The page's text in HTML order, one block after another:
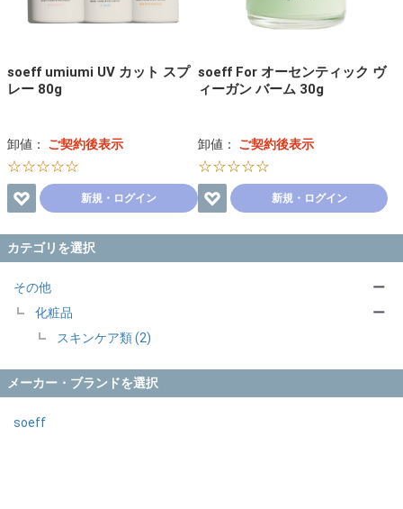
カテゴリを選択
その他
化粧品
スキンケア類 (2)
ー
ー
メーカー・ブランドを選択
soeff
soeff umiumi UV カット スプ
レー 80g
卸値： ご契約後表示
☆☆☆☆☆
新規・ログイン
soeff For オーセンティック ヴ
ィーガン バーム 30g
卸値： ご契約後表示
☆☆☆☆☆
新規・ログイン